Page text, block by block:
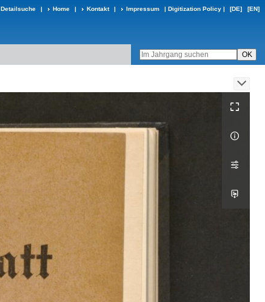
Detailsuche | Home | Kontakt | Impressum | Digitization Policy | [DE] [EN]